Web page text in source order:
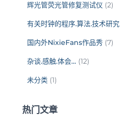
辉光管荧光管修复测试仪 (2)
有关时钟的程序.算法.技术研究
国内外NixieFans作品秀 (7)
杂谈.感触.体会… (12)
未分类 (1)
热门文章